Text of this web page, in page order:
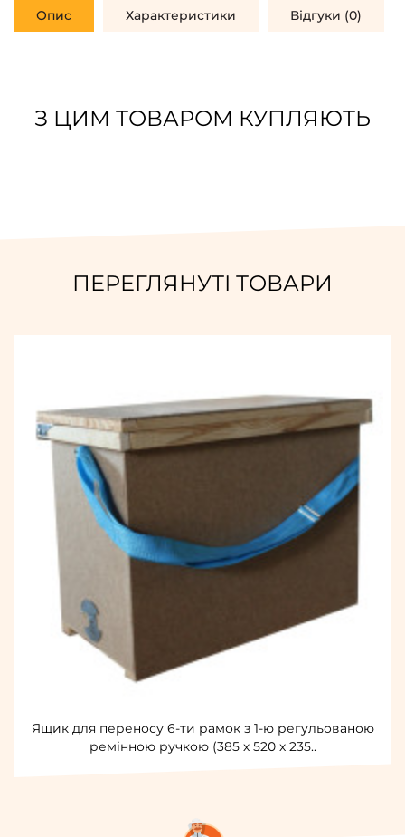
Опис Характеристики Відгуки (0)
З ЦИМ ТОВАРОМ КУПЛЯЮТЬ
ПЕРЕГЛЯНУТІ ТОВАРИ
Ящик для переносу 6-ти рамок з 1-ю регульованою
ремінною ручкою (385 х 520 х 235..